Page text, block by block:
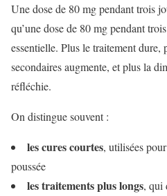
Une dose de 80 mg pendant trois
qu’une dose de 80 mg pendant
essentielle. Plus le traitement dure,
secondaires augmente, et plus la
réfléchie.
On distingue souvent :
les cures courtes, utilisées
poussée
les traitements plus longs, qui